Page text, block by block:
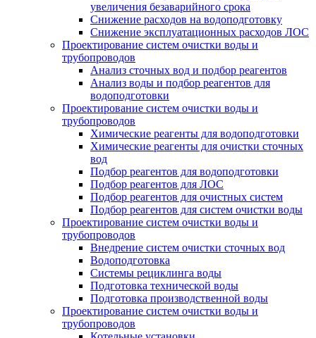
увеличения безаварийного срока
Снижение расходов на водоподготовку
Снижение эксплуатационных расходов ЛОС
Проектирование систем очистки воды и
трубопроводов
Анализ сточных вод и подбор реагентов
Анализ воды и подбор реагентов для
водоподготовки
Проектирование систем очистки воды и
трубопроводов
Химические реагенты для водоподготовки
Химические реагенты для очистки сточных
вод
Подбор реагентов для водоподготовки
Подбор реагентов для ЛОС
Подбор реагентов для очистных систем
Подбор реагентов для систем очистки воды
Проектирование систем очистки воды и
трубопроводов
Внедрение систем очистки сточных вод
Водоподготовка
Системы рециклинга воды
Подготовка технической воды
Подготовка производственной воды
Проектирование систем очистки воды и
трубопроводов